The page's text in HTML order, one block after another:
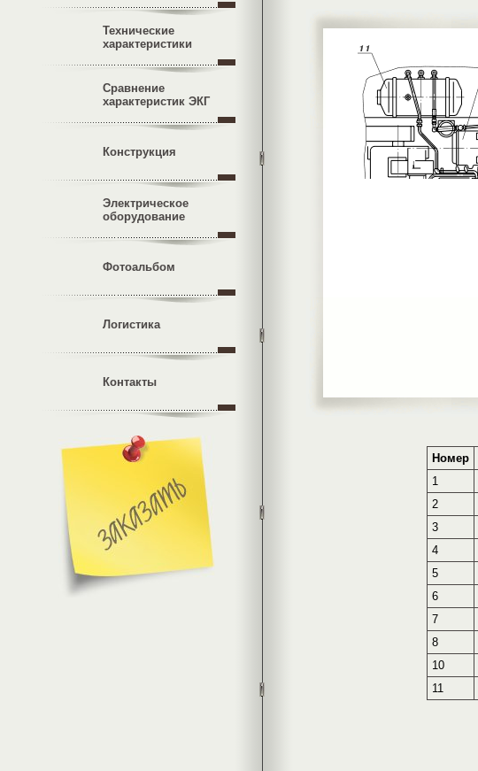
Технические
характеристики
Сравнение
характеристик ЭКГ
Конструкция
Электрическое
оборудование
Фотоальбом
Логистика
Контакты
Номер
1
2
3
4
5
6
7
8
10
11